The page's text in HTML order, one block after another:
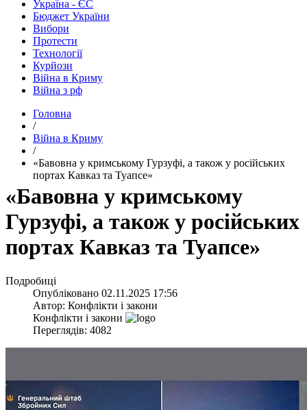
Україна - ЄС
Бюджет України
Вибори
Протести
Технології
Курйози
Війна в Криму
Війна з рф
Головна
/
Війна в Криму
/
​«Бавовна у кримському Гурзуфі, а також у російських
портах Кавказ та Туапсе»
​«Бавовна у кримському
Гурзуфі, а також у російських
портах Кавказ та Туапсе»
Подробиці
Опубліковано 02.11.2025 17:56
Автор: Конфлікти і закони
Конфлікти і закони
Переглядів: 4082